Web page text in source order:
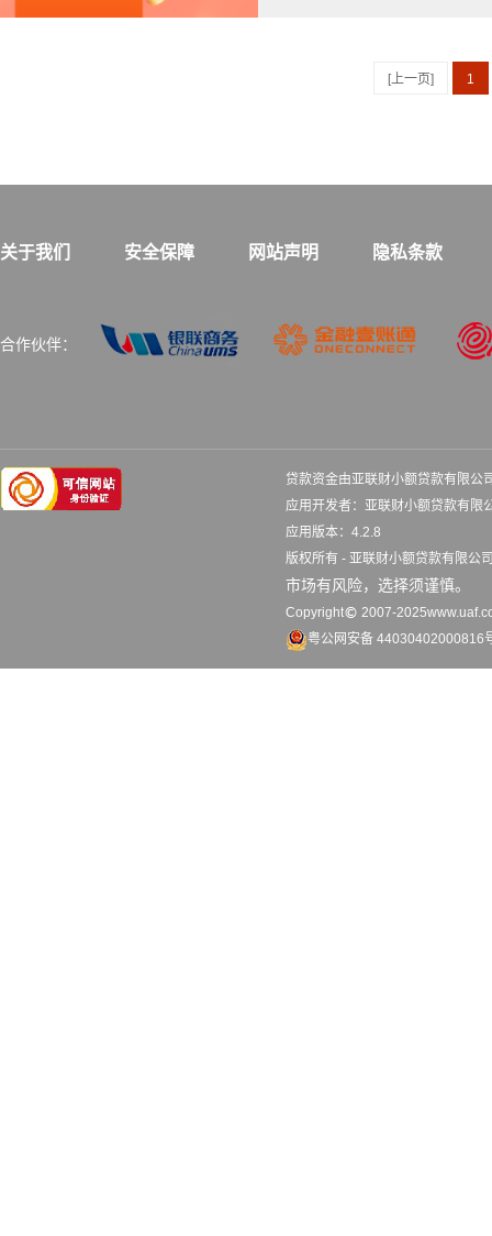
[上一页] 1
关于我们 安全保障 网站声明 隐私条款
合作伙伴：
贷款资金由亚联财小额贷款有限公
应用开发者：亚联财小额贷
应用版本：4.2.8 更
版权所有 - 亚联财小额贷款有限公
市场有风险，选择须谨慎。
Copyright
2007-
粤公网安备 44030402000816